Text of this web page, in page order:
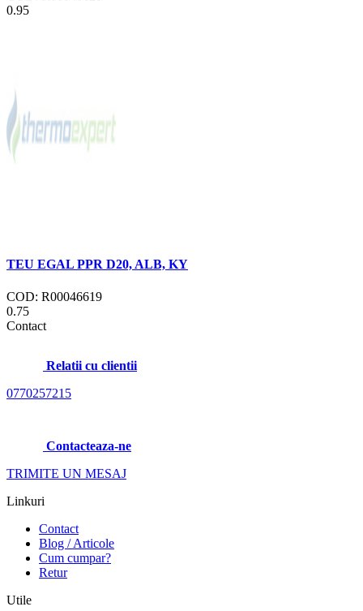
0.95
TEU EGAL PPR D20, ALB, KY
COD: R00046619
0.75
Contact
Relatii cu clientii
0770257215
Contacteaza-ne
TRIMITE UN MESAJ
Linkuri
Contact
Blog / Articole
Cum cumpar?
Retur
Utile